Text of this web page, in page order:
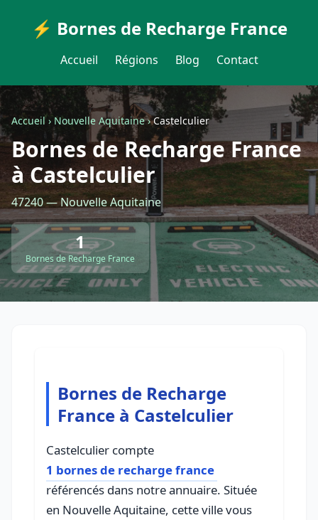
⚡ Bornes de Recharge France
Accueil Régions Blog Contact
Accueil›Nouvelle Aquitaine›Castelculier
Bornes de Recharge France
à Castelculier
47240 — Nouvelle Aquitaine
1
Bornes de Recharge France
Bornes de Recharge
France à Castelculier
Castelculier compte
1 bornes de recharge france
référencés dans notre annuaire. Située
en Nouvelle Aquitaine, cette ville vous